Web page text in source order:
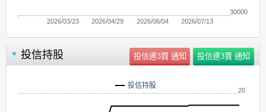
2026/03/23 2026/04/29 2026/06/04 2026/07/13
30000
投信持股
投信持股
20